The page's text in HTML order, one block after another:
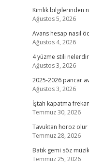
Kimlik bilgilerinden
Ağustos 5, 2026
Avans hesap nasıl
Ağustos 4, 2026
4 yüzme stili nelerdir
Ağustos 3, 2026
2025-2026 pancar
Ağustos 3, 2026
İştah kapatma
Temmuz 30, 2026
Tavuktan horoz olur
Temmuz 28, 2026
Batık gemi söz
Temmuz 25, 2026